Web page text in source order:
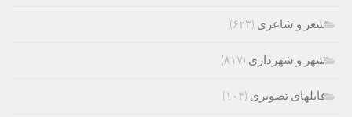
شعر و شاعری (۶۲۳)
شهر و شهرداری (۸۱۷)
فایلهای تصویری (۱۰۴)